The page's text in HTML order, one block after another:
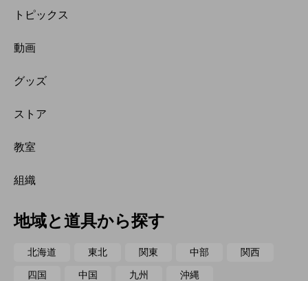
トピックス
動画
グッズ
ストア
教室
組織
地域と道具から探す
北海道 東北 関東 中部 関西
四国 中国 九州 沖縄